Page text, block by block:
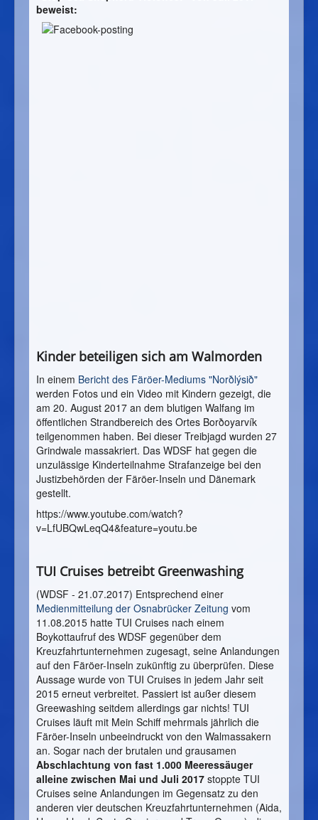
beweist:
Kinder beteiligen sich am Walmorden
In einem Bericht des Färöer-Mediums "Norðlýsið"
werden Fotos und ein Video mit Kindern gezeigt, die
am 20. August 2017 an dem blutigen Walfang im
öffentlichen Strandbereich des Ortes Borðoyarvík
teilgenommen haben. Bei dieser Treibjagd wurden 27
Grindwale massakriert. Das WDSF hat gegen die
unzulässige Kinderteilnahme Strafanzeige bei den
Justizbehörden der Färöer-Inseln und Dänemark
gestellt.
https://www.youtube.com/watch?
v=LfUBQwLeqQ4&feature=youtu.be
TUI Cruises betreibt Greenwashing
(WDSF - 21.07.2017) Entsprechend einer
Medienmitteilung der Osnabrücker Zeitung vom
11.08.2015 hatte TUI Cruises nach einem
Boykottaufruf des WDSF gegenüber dem
Kreuzfahrtunternehmen zugesagt, seine Anlandungen
auf den Färöer-Inseln zukünftig zu überprüfen. Diese
Aussage wurde von TUI Cruises in jedem Jahr seit
2015 erneut verbreitet. Passiert ist außer diesem
Greewashing seitdem allerdings gar nichts! TUI
Cruises läuft mit Mein Schiff mehrmals jährlich die
Färöer-Inseln unbeeindruckt von den Walmassakern
an. Sogar nach der brutalen und grausamen
Abschlachtung von fast 1.000 Meeressäuger
alleine zwischen Mai und Juli 2017 stoppte TUI
Cruises seine Anlandungen im Gegensatz zu den
anderen vier deutschen Kreuzfahrtunternehmen (Aida,